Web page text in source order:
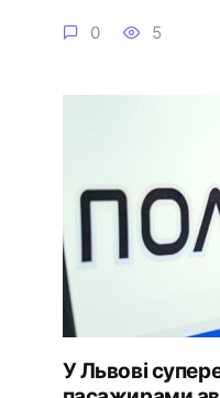
0 5
У Львові